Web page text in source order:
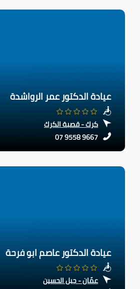
عيادة الدكتور عمر الرواشدة
كرك - قصبة الكرك
07 9558 9667
عيادة الدكتور عاصم ابو فرحة
عمّان - جبل الحسين